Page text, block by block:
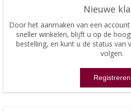
Nieuwe
Door het aanmaken van een
sneller winkelen, blijft u op de
bestelling, en kunt u de status van
volgen.